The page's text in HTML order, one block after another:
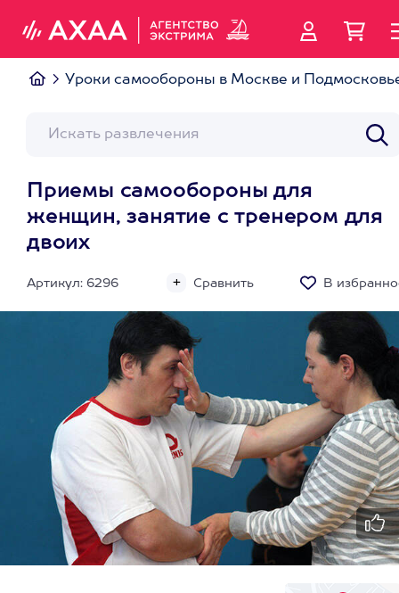
Уроки самообороны в Москве и
Приемы самообороны для
женщин, занятие с тренером для
двоих
Артикул: 6296 Сравнить В